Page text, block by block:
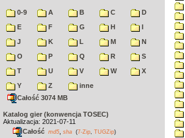
0-9 A B C
D
E
F G H
I
J
K L M
N
O
P Q R
S
T
U V W
X
Y
Z
inne
Całość 3074 MB
Katalog gier (konwencja TOSEC)
Aktualizacja: 2021-07-11
Całość md5 sha (7-Zip TUGZip)